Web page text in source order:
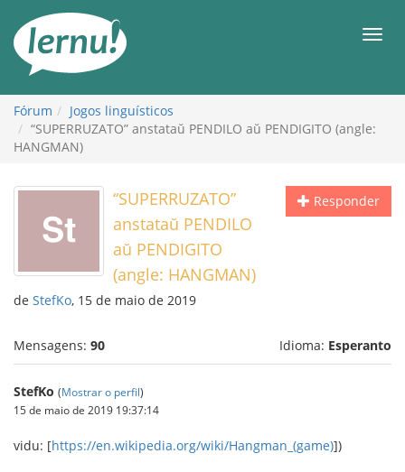
conteúdo
Fórum
Jogos linguísticos
“SUPERRUZATO” anstataŭ PENDILO aŭ PENDIGITO (angle:
HANGMAN)
Responder
“SUPERRUZATO”
anstataŭ PENDILO
aŭ PENDIGITO
(angle: HANGMAN)
de StefKo, 15 de maio de 2019
Mensagens: 90 Idioma: Esperanto
StefKo (Mostrar o perfil)
15 de maio de 2019 19:37:14
vidu: [https://en.wikipedia.org/wiki/Hangman_(game)])